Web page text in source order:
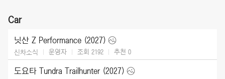
Car
닛산 Z Performance (2027)
신차소식 운영자 조회 2192 추천 0
도요타 Tundra Trailhunter (2027)